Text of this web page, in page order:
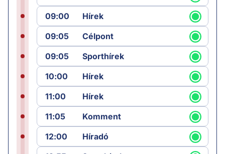
09:00
Hírek
09:05
Célpont
09:05
Sporthírek
10:00
Hírek
11:00
Hírek
11:05
Komment
12:00
Híradó